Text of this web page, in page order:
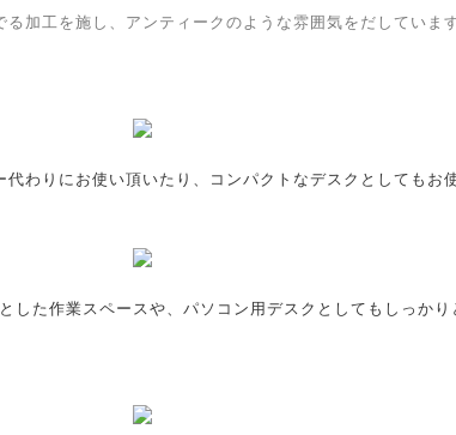
加工を施し、アンティークのような雰囲気をだしていま
わりにお使い頂いたり、コンパクトなデスクとしてもお
た作業スペースや、パソコン用デスクとしてもしっか